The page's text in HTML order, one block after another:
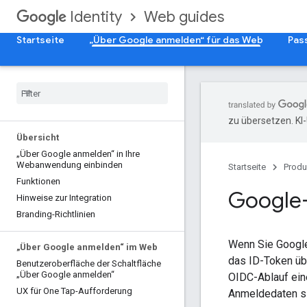
Identity Web guides
Startseite „Über Google anmelden“ für das Web
Übersicht
„Über Google anmelden“ in Ihre
Webanwendung einbinden
Funktionen
Hinweise zur Integration
Branding-Richtlinien
„Über Google anmelden“ im Web
Benutzeroberfläche der Schaltfläche
„Über Google anmelden“
UX für One Tap-Aufforderung
zu übersetzen.
Startseite
Wenn Sie
das ID-Token
OIDC-Ablauf
Anmeldedaten